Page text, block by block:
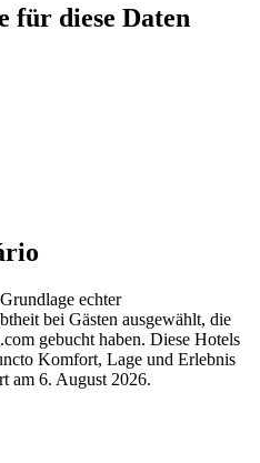
für diese Daten
echter
bei Gästen ausgewählt, die
gebucht haben. Diese Hotels
Komfort, Lage und Erlebnis
am 6. August 2026.